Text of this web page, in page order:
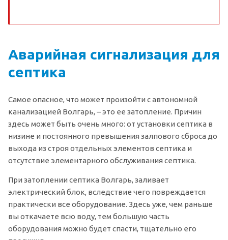
Аварийная сигнализация для
септика
Самое опасное, что может произойти с автономной
канализацией Волгарь, – это ее затопление. Причин
здесь может быть очень много: от установки септика в
низине и постоянного превышения залпового сброса до
выхода из строя отдельных элементов септика и
отсутствие элементарного обслуживания септика.
При затоплении септика Волгарь, заливает
электрический блок, вследствие чего повреждается
практически все оборудование. Здесь уже, чем раньше
вы откачаете всю воду, тем большую часть
оборудования можно будет спасти, тщательно его